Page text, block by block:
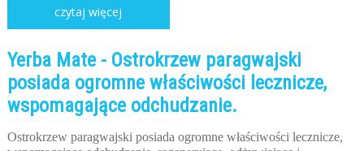
czytaj więcej
Yerba Mate - Ostrokrzew paragwajski
posiada ogromne właściwości lecznicze,
wspomagające odchudzanie.
Ostrokrzew paragwajski posiada ogromne właściwości lecznicze,